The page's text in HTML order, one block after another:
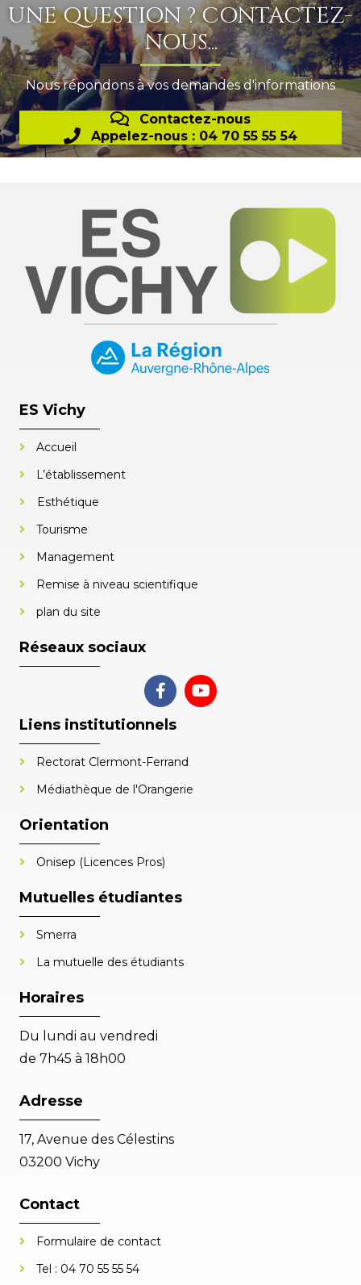
UNE QUESTION ? CONTACTEZ-
NOUS...
Nous répondons à vos demandes d'informations
Contactez-nous
Appelez-nous : 04 70 55 55 54
ES Vichy
Accueil
L’établissement
Esthétique
Tourisme
Management
Remise à niveau scientifique
plan du site
Réseaux sociaux
Liens institutionnels
Rectorat Clermont-Ferrand
Médiathèque de l'Orangerie
Orientation
Onisep (Licences Pros)
Mutuelles étudiantes
Smerra
La mutuelle des étudiants
Horaires
Du lundi au vendredi
de 7h45 à 18h00
Adresse
17, Avenue des Célestins
03200 Vichy
Contact
Formulaire de contact
Tel : 04 70 55 55 54